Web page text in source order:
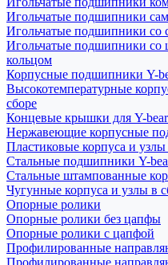
Игольчатые подшипники
Игольчатые подшипники со
Игольчатые подшипники
кольцом
Корпусные подшипники Y-
Высокотемпературные
сборе
Концевые крышки для Y-
Нержавеющие корпусные
Пластиковые корпуса и узлы
Стальные подшипники Y-
Стальные штампованные
Чугунные корпуса и узлы в
Опорные ролики
Опорные ролики без цапфы
Опорные ролики с цапфой
Профилированные
Профилированные